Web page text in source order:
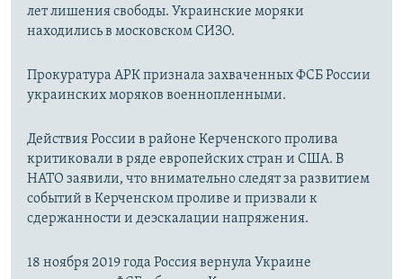
лет лишения свободы. Украинские моряки
находились в московском СИЗО.
Прокуратура АРК признала захваченных ФСБ России
украинских моряков военнопленными.
Действия России в районе Керченского пролива
критиковали в ряде европейских стран и США. В
НАТО заявили, что внимательно следят за развитием
событий в Керченском проливе и призвали к
сдержанности и деэскалации напряжения.
18 ноября 2019 года Россия вернула Украине